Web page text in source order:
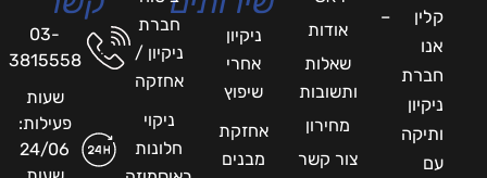
קלין –
אנו
חברת
ניקיון
ותיקה
עם
אודות
שאלות
ותשובות
מחירון
צור קשר
ניקיון
אחרי
שיפוץ
אחזקת
מבנים
חברת
ניקיון /
אחזקה
ניקוי
חלונות
03-
3815558
שעות
פעילות:
24/06